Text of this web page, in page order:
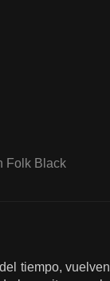
Folk Black
tiempo, vuelven